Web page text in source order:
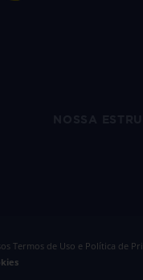
Termos de Uso e Política de